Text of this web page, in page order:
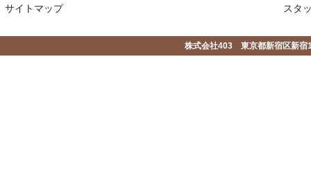
サイトマップ
スタ
株式会社403 東京都新宿区新